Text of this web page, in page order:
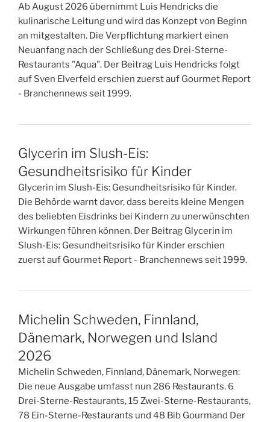
Ab August 2026 übernimmt Luis Hendricks die
kulinarische Leitung und wird das Konzept von Beginn
an mitgestalten. Die Verpflichtung markiert einen
Neuanfang nach der Schließung des Drei-Sterne-
Restaurants "Aqua". Der Beitrag Luis Hendricks folgt
auf Sven Elverfeld erschien zuerst auf Gourmet Report
- Branchennews seit 1999.
Glycerin im Slush-Eis:
Gesundheitsrisiko für Kinder
Glycerin im Slush-Eis: Gesundheitsrisiko für Kinder.
Die Behörde warnt davor, dass bereits kleine Mengen
des beliebten Eisdrinks bei Kindern zu unerwünschten
Wirkungen führen können. Der Beitrag Glycerin im
Slush-Eis: Gesundheitsrisiko für Kinder erschien
zuerst auf Gourmet Report - Branchennews seit 1999.
Michelin Schweden, Finnland,
Dänemark, Norwegen und Island
2026
Michelin Schweden, Finnland, Dänemark, Norwegen:
Die neue Ausgabe umfasst nun 286 Restaurants. 6
Drei-Sterne-Restaurants, 15 Zwei-Sterne-Restaurants,
78 Ein-Sterne-Restaurants und 48 Bib Gourmand Der